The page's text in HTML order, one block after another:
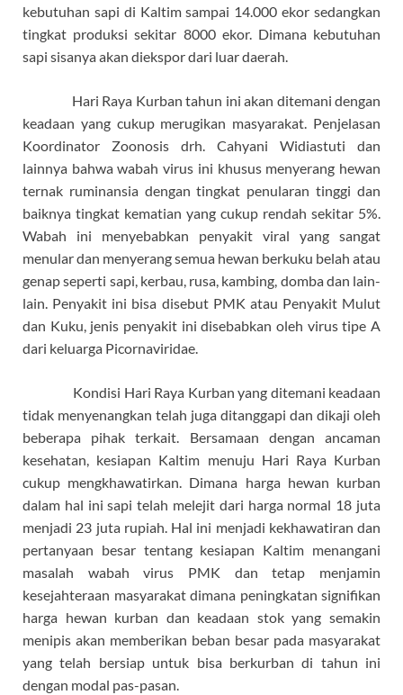
kebutuhan sapi di Kaltim sampai 14.000 ekor sedangkan
tingkat produksi sekitar 8000 ekor. Dimana kebutuhan
sapi sisanya akan diekspor dari luar daerah.
Hari Raya Kurban tahun ini akan ditemani dengan
keadaan yang cukup merugikan masyarakat. Penjelasan
Koordinator Zoonosis drh. Cahyani Widiastuti dan
lainnya bahwa wabah virus ini khusus menyerang hewan
ternak ruminansia dengan tingkat penularan tinggi dan
baiknya tingkat kematian yang cukup rendah sekitar 5%.
Wabah ini menyebabkan penyakit viral yang sangat
menular dan menyerang semua hewan berkuku belah atau
genap seperti sapi, kerbau, rusa, kambing, domba dan lain-
lain. Penyakit ini bisa disebut PMK atau Penyakit Mulut
dan Kuku, jenis penyakit ini disebabkan oleh virus tipe A
dari keluarga Picornaviridae.
Kondisi Hari Raya Kurban yang ditemani keadaan
tidak menyenangkan telah juga ditanggapi dan dikaji oleh
beberapa pihak terkait. Bersamaan dengan ancaman
kesehatan, kesiapan Kaltim menuju Hari Raya Kurban
cukup mengkhawatirkan. Dimana harga hewan kurban
dalam hal ini sapi telah melejit dari harga normal 18 juta
menjadi 23 juta rupiah. Hal ini menjadi kekhawatiran dan
pertanyaan besar tentang kesiapan Kaltim menangani
masalah wabah virus PMK dan tetap menjamin
kesejahteraan masyarakat dimana peningkatan signifikan
harga hewan kurban dan keadaan stok yang semakin
menipis akan memberikan beban besar pada masyarakat
yang telah bersiap untuk bisa berkurban di tahun ini
dengan modal pas-pasan.